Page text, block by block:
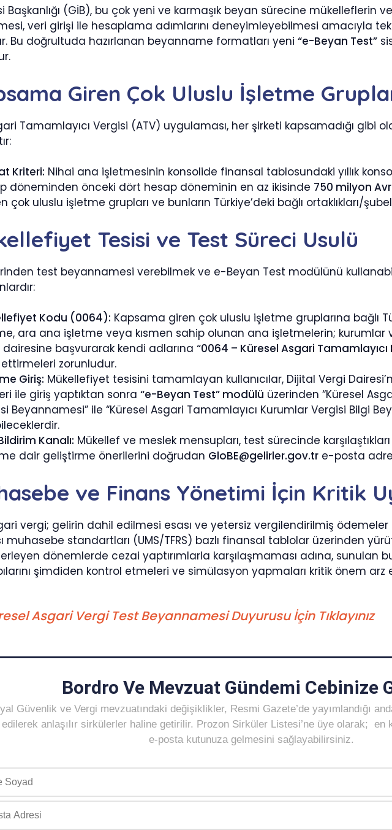
Başkanlığı (GİB), bu çok yeni ve karmaşık beyan sürecine mükelleflerin
veri girişi ile hesaplama adımlarını deneyimleyebilmesi amacıyla
Bu doğrultuda hazırlanan beyanname formatları yeni “e-Beyan Test”
Giren Çok Uluslu İşletme
Tamamlayıcı Vergisi (ATV) uygulaması, her şirketi kapsamadığı gibi
Kriteri: Nihai ana işletmesinin konsolide finansal tablosundaki yıllık
döneminden önceki dört hesap döneminin en az ikisinde 750 milyon
çok uluslu işletme grupları ve bunların Türkiye’deki bağlı ortaklıkları/
Tesisi ve Test Süreci Usulü
test beyannamesi verebilmek ve e-Beyan Test modülünü
Kodu (0064): Kapsama giren çok uluslu işletme gruplarına bağlı
ara ana işletme veya kısmen sahip olunan ana işletmelerin; kurumlar
başvurarak kendi adlarına “0064 – Küresel Asgari
zorunludur.
Giriş: Mükellefiyet tesisini tamamlayan kullanıcılar, Dijital Vergi
ile giriş yaptıktan sonra “e-Beyan Test” modülü üzerinden “Küresel
Beyannamesi” ile “Küresel Asgari Tamamlayıcı Kurumlar Vergisi Bilgi
Kanalı: Mükellef ve meslek mensupları, test sürecinde karşılaştıkları
dair geliştirme önerilerini doğrudan GloBE@gelirler.gov.tr e-posta
ve Finans Yönetimi İçin Kritik
vergi; gelirin dahil edilmesi esası ve yetersiz vergilendirilmiş
muhasebe standartları (UMS/TFRS) bazlı finansal tablolar üzerinden
dönemlerde cezai yaptırımlarla karşılaşmaması adına, sunulan
şimdiden kontrol etmeleri ve simülasyon yapmaları kritik önem arz
Asgari Vergi Test Beyannamesi Duyurusu İçin Tıklayınız
Bordro Ve Mevzuat Gündemi Cebinize
Güvenlik ve Vergi mevzuatındaki değişiklikler, Resmi Gazete’de yayımlandığı
anlaşılır sirkülerler haline getirilir. Prozon Sirküler Listesi’ne üye olarak; en
e-posta kutunuza gelmesini sağlayabilirsiniz.